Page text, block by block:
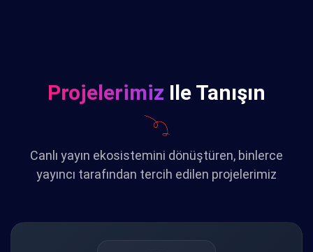
Projelerimiz Ile Tanışın
Canlı yayın ekosistemini dönüştüren, binlerce
yayıncı tarafından tercih edilen projelerimiz